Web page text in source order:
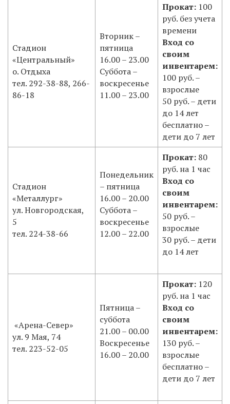
Стадион
«Центральный»
о. Отдыха
тел. 292-38-88, 266-
86-18
Вторник –
пятница
16.00 – 23.00
Суббота –
воскресенье
11.00 – 23.00
Прокат: 100
руб. без учета
времени
Вход со
своим
инвентарем:
100 руб. –
взрослые
50 руб. – дети
до 14 лет
бесплатно –
дети до 7 лет
Стадион
«Металлург»
ул. Новгородская,
5
тел. 224-38-66
Понедельник
– пятница
16.00 – 20.00
Суббота –
воскресенье
12.00 – 22.00
Прокат: 80
руб. на 1 час
Вход со
своим
инвентарем:
50 руб. –
взрослые
30 руб. – дети
до 14 лет
«Арена-Север»
ул. 9 Мая, 74
тел. 223-52-05
Пятница –
суббота
21.00 – 00.00
Воскресенье
16.00 – 20.00
Прокат: 120
руб. на 1 час
Вход со
своим
инвентарем:
130 руб. –
взрослые
бесплатно –
дети до 7 лет